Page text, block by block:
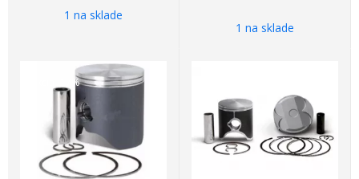
1 na sklade
1 na sklade
-17%